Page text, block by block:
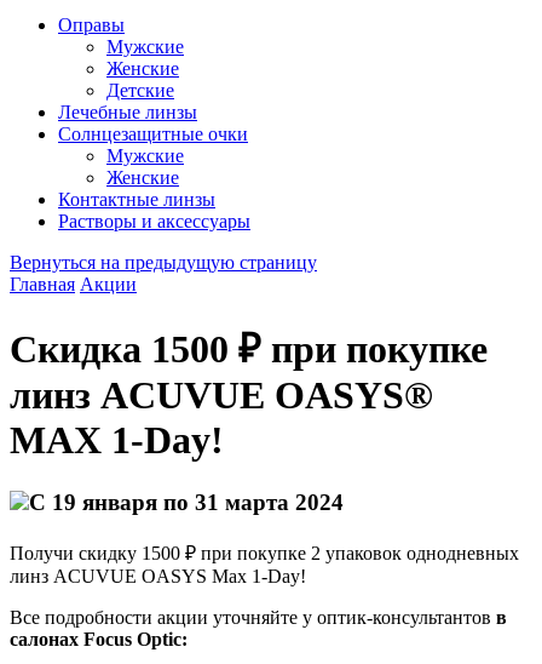
Оправы
Мужские
Женские
Детские
Лечебные линзы
Солнцезащитные очки
Мужские
Женские
Контактные линзы
Растворы и аксессуары
Вернуться на предыдущую страницу
Главная Акции
Скидка 1500 ₽ при покупке
линз ACUVUE OASYS®
MAX 1-Day!
С 19 января по 31 марта 2024
Получи скидку 1500 ₽ при покупке 2 упаковок однодневных
линз АCUVUE ОASYS Max 1-Day!
Все подробности акции уточняйте у оптик-консультантов в
салонах Focus Optic: